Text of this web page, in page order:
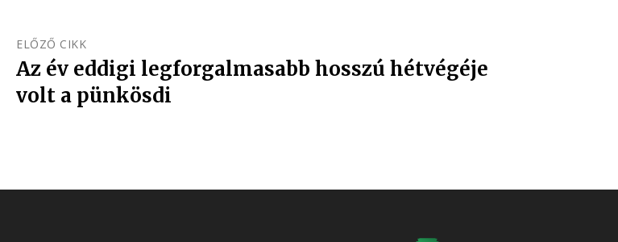
ELŐZŐ CIKK
Az év eddigi legforgalmasabb hosszú hétvégéje
volt a pünkösdi